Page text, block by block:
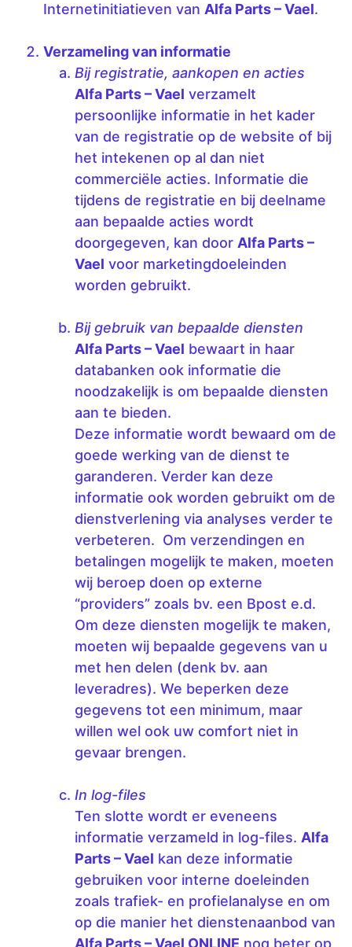
Internetinitiatieven van Alfa Parts – Vael.
Verzameling van informatie
Bij registratie, aankopen en acties
Alfa Parts – Vael verzamelt
persoonlijke informatie in het kader
van de registratie op de website of bij
het intekenen op al dan niet
commerciële acties. Informatie die
tijdens de registratie en bij deelname
aan bepaalde acties wordt
doorgegeven, kan door Alfa Parts –
Vael voor marketingdoeleinden
worden gebruikt.
Bij gebruik van bepaalde diensten
Alfa Parts – Vael bewaart in haar
databanken ook informatie die
noodzakelijk is om bepaalde diensten
aan te bieden.
Deze informatie wordt bewaard om de
goede werking van de dienst te
garanderen. Verder kan deze
informatie ook worden gebruikt om de
dienstverlening via analyses verder te
verbeteren. Om verzendingen en
betalingen mogelijk te maken, moeten
wij beroep doen op externe
“providers” zoals bv. een Bpost e.d.
Om deze diensten mogelijk te maken,
moeten wij bepaalde gegevens van u
met hen delen (denk bv. aan
leveradres). We beperken deze
gegevens tot een minimum, maar
willen wel ook uw comfort niet in
gevaar brengen.
In log-files
Ten slotte wordt er eveneens
informatie verzameld in log-files. Alfa
Parts – Vael kan deze informatie
gebruiken voor interne doeleinden
zoals trafiek- en profielanalyse en om
op die manier het dienstenaanbod van
Alfa Parts – Vael ONLINE nog beter op